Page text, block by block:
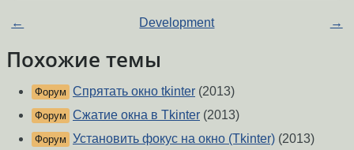
← Development →
Похожие темы
Форум Спрятать окно tkinter (2013)
Форум Сжатие окна в Tkinter (2013)
Форум Установить фокус на окно (Tkinter) (2013)